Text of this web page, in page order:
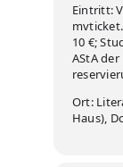
Eintritt:
10 €;
AStA
Ort:
Haus),